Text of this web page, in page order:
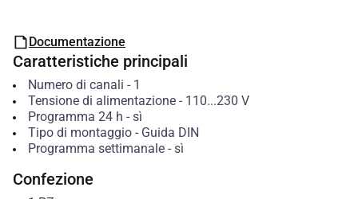
Documentazione
Caratteristiche principali
Numero di canali - 1
Tensione di alimentazione- 110...230 V
Programma 24 h - sì
Tipo di montaggio- Guida DIN
Programma settimanale- sì
Confezione